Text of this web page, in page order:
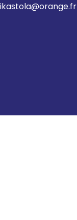
ikastola@orange.fr